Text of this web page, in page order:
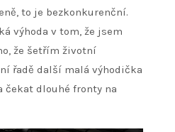
to je bezkonkurenční.
výhoda v tom, že jsem
že šetřím životní
řadě další malá výhodička
čekat dlouhé fronty na